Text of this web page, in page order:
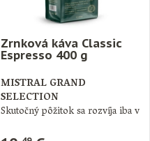
Zrnková káva Classic
Espresso 400 g
MISTRAL GRAND
SELECTION
Skutočný pôžitok sa rozvíja iba v